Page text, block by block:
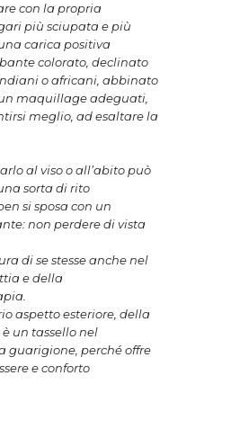
con la propria
più sciupata e più
carica positiva
colorato, declinato
o africani, abbinato
maquillage adeguati,
meglio, ad esaltare la
al viso o all’abito può
sorta di rito
si sposa con un
non perdere di vista
di se stesse anche nel
e della
aspetto esteriore, della
un tassello nel
guarigione, perché offre
e conforto